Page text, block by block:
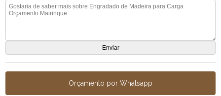
Orçamento por Whatsapp